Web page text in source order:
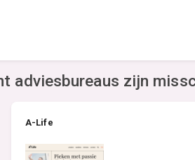
adviesbureaus zijn
A-Life